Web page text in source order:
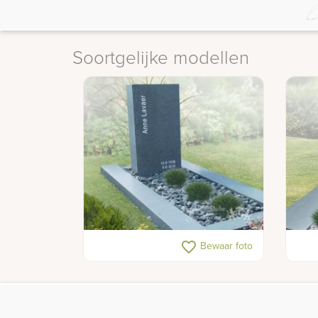
Soortgelijke modellen
Grafmonument eenvoudig en
favorite_border Bewaar foto